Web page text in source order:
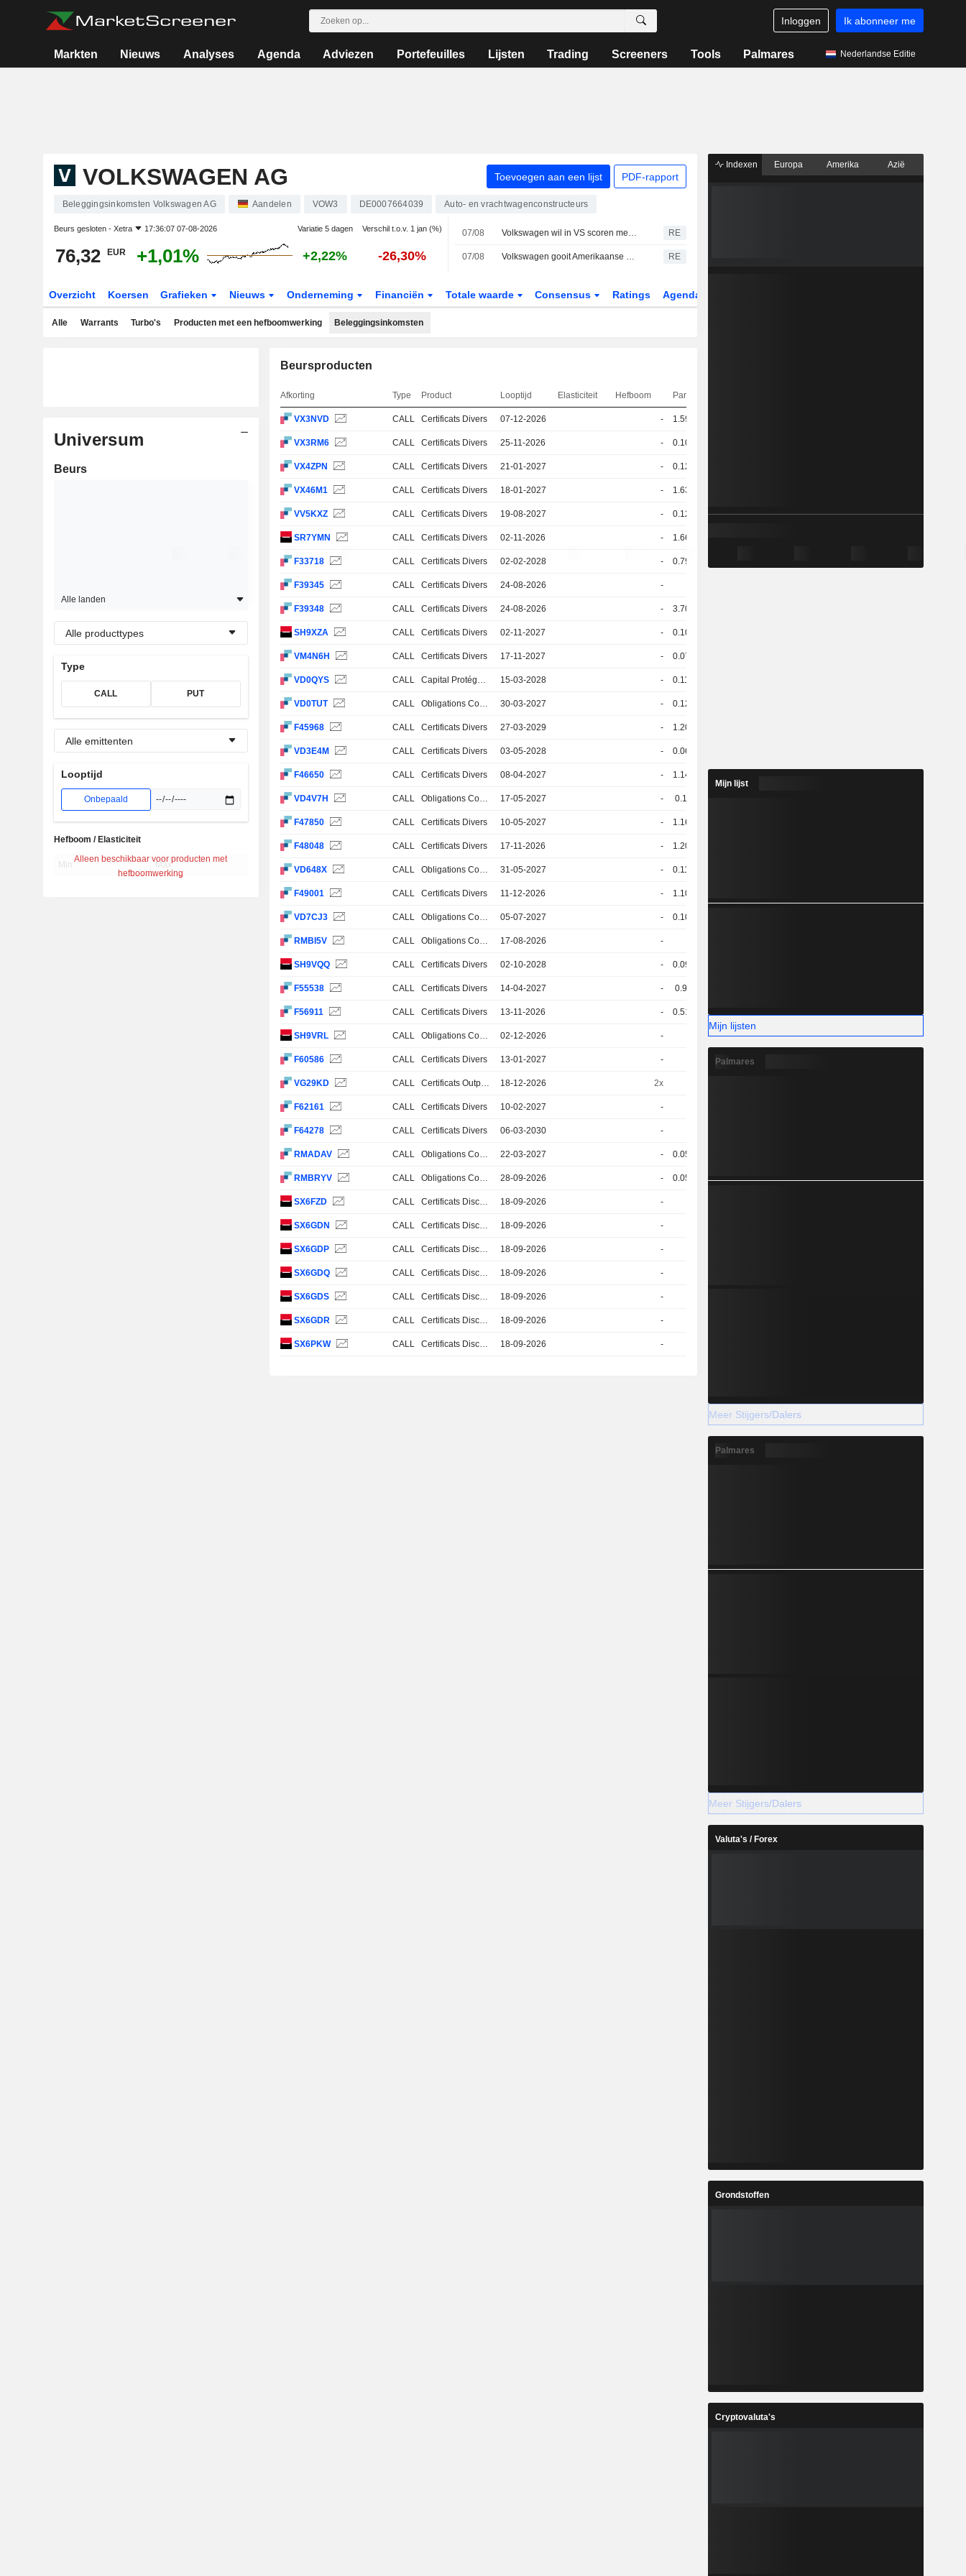
Inloggen Ik abonneer me
Markten Nieuws Analyses Agenda Adviezen Portefeuilles Lijsten Trading Screeners Tools Palmares Nederlandse Editie
VOLKSWAGEN AG Toevoegen aan een lijst PDF-rapport
Beleggingsinkomsten Volkswagen AG Aandelen VOW3 DE0007664039 Auto- en vrachtwagenconstructeurs
Beurs gesloten - Xetra 17:36:07 07-08-2026 Variatie 5 dagen Verschil t.o.v. 1 jan (%)
76,32 EUR +1,01% +2,22% -26,30%
07/08 Volkswagen wil in VS scoren met pick-ups - verkoopdirecteur Audi stapt over naar Amerikaanse tak RE
07/08 Volkswagen gooit Amerikaanse strategie om met plannen voor pick-up, aldus bron RE
Overzicht Koersen Grafieken Nieuws Onderneming Financiën Totale waarde Consensus Ratings Agenda
Alle Warrants Turbo's Producten met een hefboomwerking Beleggingsinkomsten
Universum
Beurs
Alle landen
Alle producttypes
Type
CALL PUT
Alle emittenten
Looptijd
Onbepaald
Alleen beschikbaar voor producten met
hefboomwerking
Hefboom / Elasticiteit
Beursproducten
Afkorting Type Product Looptijd Elasticiteit Hefboom Pariteit
VX3NVD CALL Certificats Divers 07-12-2026 - 1.592
VX3RM6 CALL Certificats Divers 25-11-2026 - 0.104
VX4ZPN CALL Certificats Divers 21-01-2027 - 0.129
VX46M1 CALL Certificats Divers 18-01-2027 - 1.639
VV5KXZ CALL Certificats Divers 19-08-2027 - 0.125 796,57EUR
SR7YMN CALL Certificats Divers 02-11-2026 - 1.664
F33718 CALL Certificats Divers 02-02-2028 - 0.799
F39345 CALL Certificats Divers 24-08-2026 -
F39348 CALL Certificats Divers 24-08-2026 - 3.709
SH9XZA CALL Certificats Divers 02-11-2027 - 0.103
VM4N6H CALL Certificats Divers 17-11-2027 - 0.078
VD0QYS CALL Capital Protégé 100% 15-03-2028 - 0.114
VD0TUT CALL Obligations Convertibles 30-03-2027 - 0.123
F45968 CALL Certificats Divers 27-03-2029 - 1.208
VD3E4M CALL Certificats Divers 03-05-2028 - 0.069
F46650 CALL Certificats Divers 08-04-2027 - 1.145
VD4V7H CALL Obligations Convertibles 17-05-2027 - 0.12
F47850 CALL Certificats Divers 10-05-2027 - 1.167
F48048 CALL Certificats Divers 17-11-2026 - 1.202
VD648X CALL Obligations Convertibles 31-05-2027 - 0.114
F49001 CALL Certificats Divers 11-12-2026 - 1.109
VD7CJ3 CALL Obligations Convertibles 05-07-2027 - 0.107
RMBI5V CALL Obligations Convertibles 17-08-2026 -
SH9VQQ CALL Certificats Divers 02-10-2028 - 0.095
F55538 CALL Certificats Divers 14-04-2027 - 0.92
F56911 CALL Certificats Divers 13-11-2026 - 0.511
SH9VRL CALL Obligations Convertibles 02-12-2026 - 98,66EUR
F60586 CALL Certificats Divers 13-01-2027 - 99,10
VG29KD CALL Certificats Outperformance 18-12-2026 2x
F62161 CALL Certificats Divers 10-02-2027 -
F64278 CALL Certificats Divers 06-03-2030 -
RMADAV CALL Obligations Convertibles 22-03-2027 - 0.058
RMBRYV CALL Obligations Convertibles 28-09-2026 - 0.056 101.5 / 102.5
SX6FZD CALL Certificats Discount 18-09-2026 -
SX6GDN CALL Certificats Discount 18-09-2026 -
SX6GDP CALL Certificats Discount 18-09-2026 -
SX6GDQ CALL Certificats Discount 18-09-2026 -
SX6GDS CALL Certificats Discount 18-09-2026 -
SX6GDR CALL Certificats Discount 18-09-2026 -
SX6PKW CALL Certificats Discount 18-09-2026 -
Indexen Europa Amerika Azië
Mijn lijst
Mijn lijsten
Palmares
Meer Stijgers/Dalers
Palmares
Meer Stijgers/Dalers
Valuta's / Forex
Grondstoffen
Cryptovaluta's